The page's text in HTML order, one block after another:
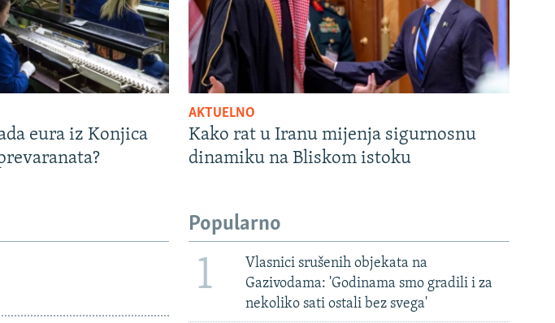
eura iz Konjica
AKTUELNO
Kako rat u Iranu mijenja sigurnosnu
dinamiku na Bliskom istoku
Popularno
1
Vlasnici srušenih objekata na
Gazivodama: 'Godinama smo gradili i za
nekoliko sati ostali bez svega'